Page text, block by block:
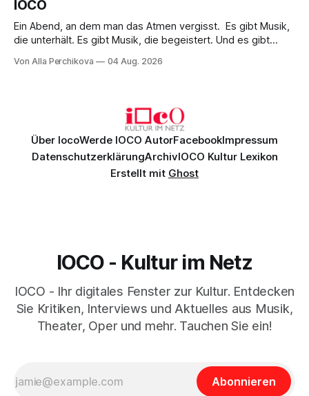
IOCO
Ein Abend, an dem man das Atmen vergisst. Es gibt Musik,
die unterhält. Es gibt Musik, die begeistert. Und es gibt
Genau so war der Abend im Kurhaus Wiesbaden, an dem
Von Alla Perchikova 04 Aug. 2026
Über IocoWerde IOCO AutorFacebookImpressum
DatenschutzerklärungArchivIOCO Kultur Lexikon
Erstellt mit Ghost
IOCO - Kultur im Netz
IOCO - Ihr digitales Fenster zur Kultur. Entdecken
Sie Kritiken, Interviews und Aktuelles aus Musik,
Theater, Oper und mehr. Tauchen Sie ein!
Abonnieren